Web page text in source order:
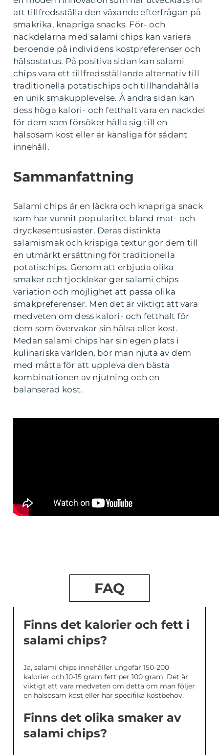
att tillfredsställa den växande efterfrågan på
smakrika, knapriga snacks. För- och
nackdelarna med salami chips kan variera
beroende på individens kostpreferenser och
hälsostatus. På positiva sidan kan salami
chips vara ett tillfredsställande alternativ till
traditionella potatischips och tillhandahålla
en unik smakupplevelse. Å andra sidan kan
dess höga kalori- och fetthalt vara en nackdel
för dem som försöker hålla sig till en
hälsosam kost eller är känsliga för sådant
innehåll.
Sammanfattning
Salami chips är en läckra och knapriga snack
som har vunnit popularitet bland mat- och
dryckesentusiaster. Deras distinkta
salamismak och krispiga textur gör dem till
en utmärkt ersättning för traditionella
potatischips. Genom att erbjuda olika
smaker och tjocklekar ger salami chips
variation och möjlighet att passa olika
smakpreferenser. Men det är viktigt att vara
medveten om dess kalori- och fetthalt för
dem som övervakar sin hälsa eller kost.
Medan salami chips har sin egen plats i
kulinariska världen, bör man njuta av dem
med måtta för att uppleva den bästa
kombinationen av njutning och en
balanserad kost.
FAQ
Finns det kalorier och fett i
salami chips?
Ja, salami chips innehåller ungefär 150-200
kalorier och 10-15 gram fett per 100 gram. Det är
viktigt att vara medveten om detta om man följer
en hälsosam kost eller har specifika kostbehov.
Finns det olika smaker av
salami chips?